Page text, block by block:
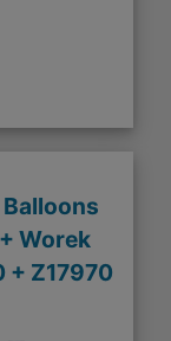
Worek
+ Z17970